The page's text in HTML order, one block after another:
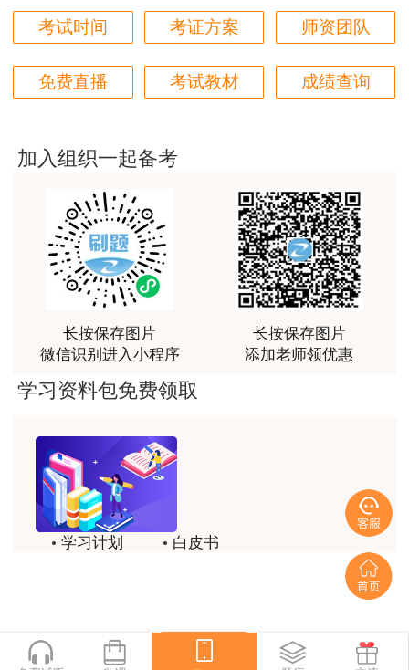
急情况的，施工单位应立即组织作业人员撤离危险
区域。
2. 总监理工程师、施工单位技术负责人应定
3. 对于危险性较大的单项工程，施工、监理
工单位技术负责人及总监理工程师签字后，方可进
入下一道工序
4. 监理单位发现未按专项施工方案实施的，
应责令整改；施工单位拒不整改的，应及时向项目
法人报告；如有必要，可直接向有关主管部门报
告。
令施工单位停工整改；施工单位仍不停工整改的，
项目法人应及时向有关主管部门和安全监督机构报
告。
四、 危险性较大单项工程的规模标准
1. 达到一定规模的危险性较大的单项工程
3m（含3m）～5m或虽未超过3m但地质条件和周
用户m5****66
3位老师，讲的都非常的好，
用户m5****66
用户m9****88
建设工程教育网很给力，课程逻辑清晰，老师讲解通
俗易懂，重点突出，模拟题质量高，押题卷压中的知
识点很多，尤其是实务简答题秘籍压中将近70%的小
问，让小白学员也能一次过四门，十分给力，值得推
荐[强][强]
感谢教育网的多年支持与培养。
用户m9****66
用户m9****66
老师讲课认真负责，要点突出；我考试通过了。
用户ch****15
达老师的课程讲的非常好
用户s****02
考试时间 考证方案 师资团队
免费直播 考试教材 成绩查询
加入组织一起备考
长按保存图片
微信识别进入小程序
长按保存图片
添加老师领优惠
学习资料包免费领取
学习计划
白皮书